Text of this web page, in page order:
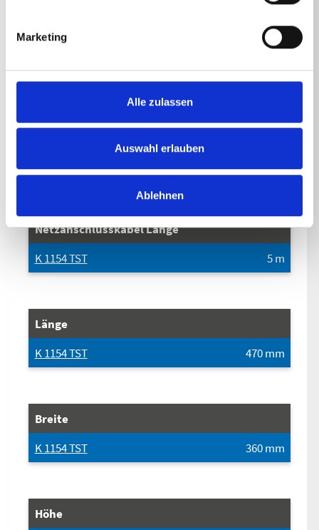
Marketing
Alle zulassen
Auswahl erlauben
Ablehnen
Leistungsaufnahme
K 1154 TST
2.95kW
Netzanschlusskabel Länge
K 1154 TST
5m
Länge
K 1154 TST
470mm
Breite
K 1154 TST
360mm
Höhe